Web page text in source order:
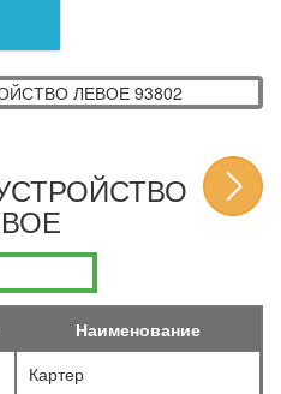
Наименование
Картер